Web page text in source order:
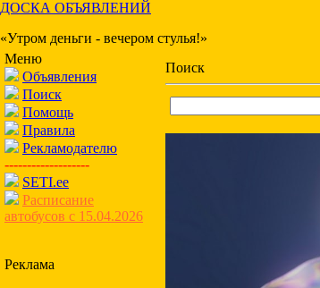
ДОСКА ОБЪЯВЛЕНИЙ
«Утром деньги - вечером стулья!»
Меню
Объявления
Поиск
Помощь
Правила
Рекламодателю
-------------------
SETI.ee
Расписание
автобусов с 15.04.2026
Реклама
Поиск